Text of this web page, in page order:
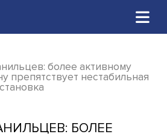
более активному
препятствует